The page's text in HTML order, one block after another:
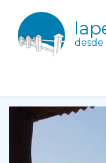
desde
Araucaria